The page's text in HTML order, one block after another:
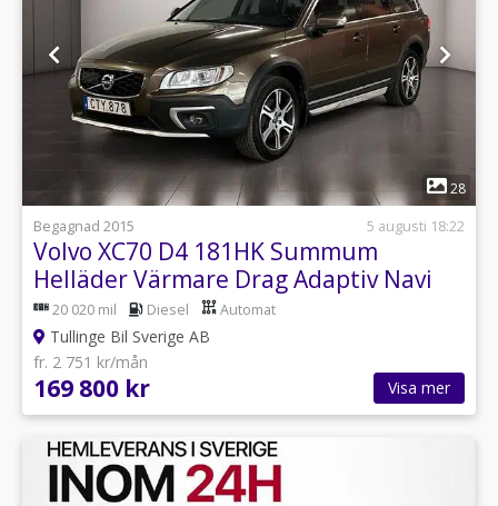
1
28
Begagnad 2015
5 augusti 18:22
Volvo XC70 D4 181HK Summum
Helläder Värmare Drag Adaptiv Navi
BLIS
20 020 mil Diesel Automat
Tullinge Bil Sverige AB
fr. 2 751 kr/mån
169 800 kr Visa mer